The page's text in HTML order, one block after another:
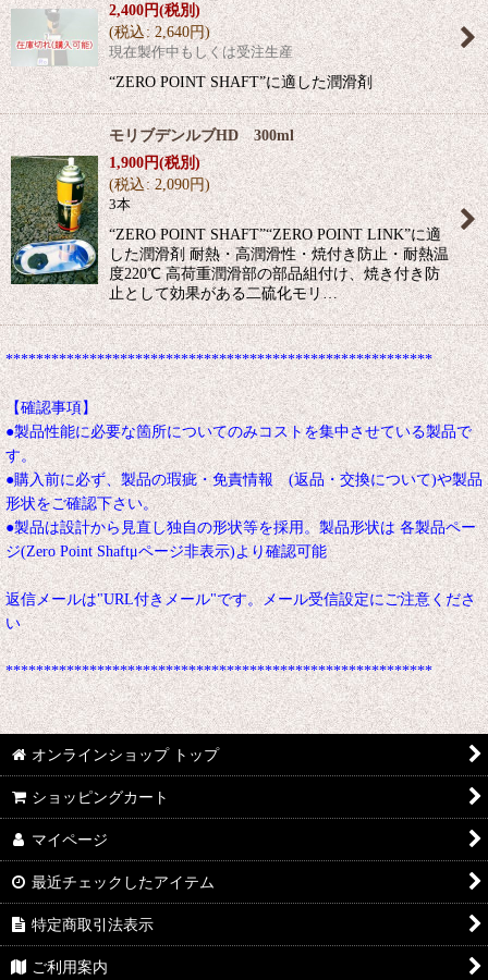
2,400円(税別)
(税込: 2,640円)
現在製作中もしくは受注生産
“ZERO POINT SHAFT”に適した潤滑剤
モリブデンルブHD 300ml
1,900円(税別)
(税込: 2,090円)
3本
“ZERO POINT SHAFT”“ZERO POINT LINK”に適
した潤滑剤 耐熱・高潤滑性・焼付き防止・耐熱温
度220℃ 高荷重潤滑部の部品組付け、焼き付き防
止として効果がある二硫化モリ…
********************************************************
【確認事項】
●製品性能に必要な箇所についてのみコストを集中させている製品で
す。
●購入前に必ず、製品の瑕疵・免責情報 (返品・交換について)や製品
形状をご確認下さい。
●製品は設計から見直し独自の形状等を採用。製品形状は 各製品ペー
ジ(Zero Point Shaftμページ非表示)より確認可能
返信メールは"URL付きメール"です。メール受信設定にご注意くださ
い
********************************************************
オンラインショップ トップ
ショッピングカート
マイページ
最近チェックしたアイテム
特定商取引法表示
ご利用案内